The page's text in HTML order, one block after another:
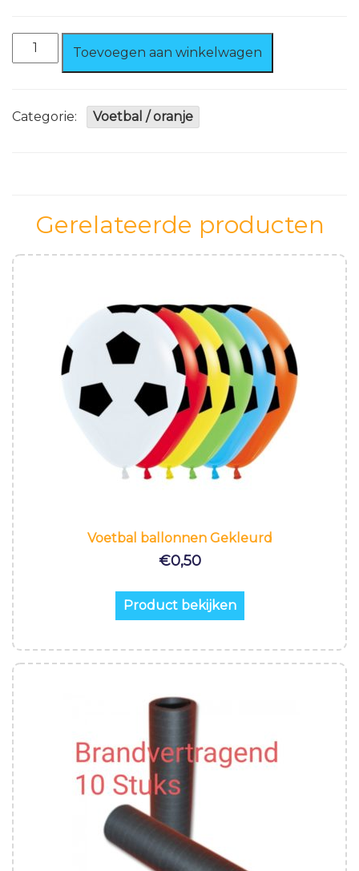
Prikkers
Belgie
Toevoegen aan winkelwagen
Categorie: Voetbal / oranje
Gerelateerde producten
Voetbal ballonnen Gekleurd
€0,50
Product bekijken